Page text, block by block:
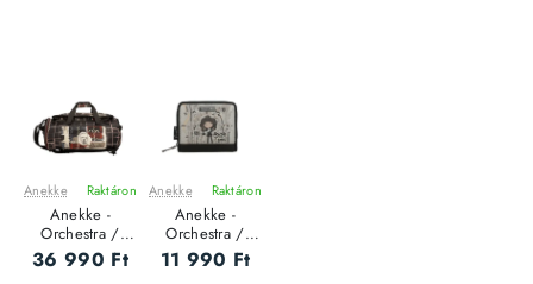
ÚJ
Anekke Raktáron
Anekke -
Orchestra /
TRAVEL - Női
bőrönd
36 990 Ft
ÚJ
Anekke Raktáron
Anekke -
Orchestra /
RFID - Női
pénztárca - S
11 990 Ft